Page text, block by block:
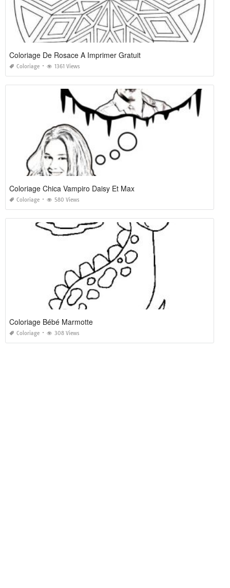
Coloriage De Rosace A Imprimer Gratuit
Coloriage 1361 Views
Coloriage Chica Vampiro Daisy Et Max
Coloriage 580 Views
Coloriage Bébé Marmotte
Coloriage 308 Views